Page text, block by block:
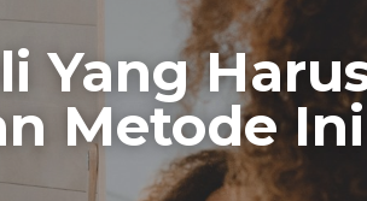
Yang
Metode Ini